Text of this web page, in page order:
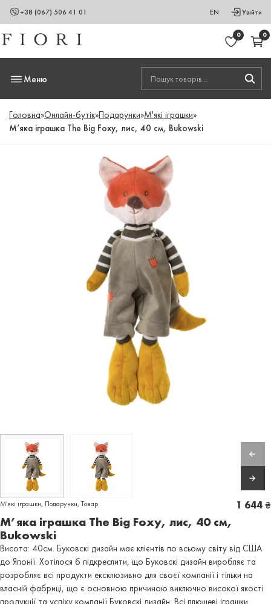
+38 (067) 506 41 01 EN Увійти
0 0
Меню
Головна»Онлайн-бутік»Подарунки»М'які іграшки»
М’яка іграшка The Big Foxy, лис, 40 см, Bukowski
М'які іграшки, Подарунки, Товар
М’яка іграшка The Big Foxy, лис, 40 см,
Bukowski
1 644 ₴
Висота: 40см. Буковскі дизайн має клієнтів по всьому світу від США
до Японії. Хотілося б підкреслити, що Буковскі дизайн виробляє та
розробляє всі продукти ексклюзивно для своєї компанії і тільки на
власній фабриці, що є основною причиною виключно високої якості
продукції та успіху компанії Буковскі дизайн. Всі плюшеві іграшки